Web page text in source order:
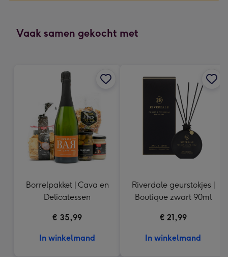
-
Vaak samen gekocht met
Borrelpakket | Cava en
Delicatessen
€ 35,99
In winkelmand
Riverdale geurstokjes |
Boutique zwart 90ml
€ 21,99
In winkelmand